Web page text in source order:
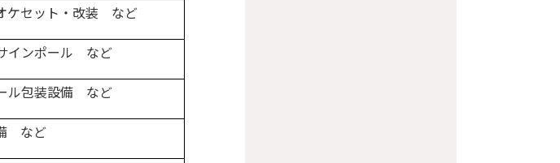
ケセット・改装 など
インポール など
ル包装設備 など
など